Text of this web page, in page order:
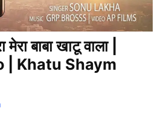
बाबा खाटू वाला |
| Khatu Shaym